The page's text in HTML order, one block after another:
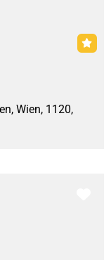
Wien, 1120,